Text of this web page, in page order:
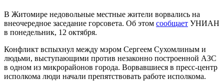
В Житомире недовольные местные жители ворвались на
внеочередное заседание горсовета. Об этом сообщает УНИАН
в понедельник, 12 октября.
Конфликт вспыхнул между мэром Сергеем Сухомлиным и
людьми, выступающими против незаконно построенной АЗС
в одном из микрорайонов города. Ворвавшиеся в пресс-центр
исполкома люди начали препятствовать работе исполкома.